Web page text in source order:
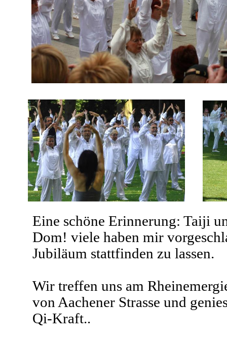
Eine schöne Erinnerung: Taiji
Dom! viele haben mir
Jubiläum stattfinden zu lassen.
Wir treffen uns am
von Aachener Strasse und
Qi-Kraft..